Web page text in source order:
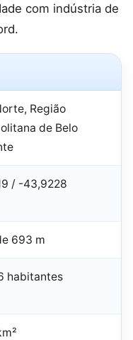
com indústria de
Região
de Belo
/ -43,9228
693 m
habitantes